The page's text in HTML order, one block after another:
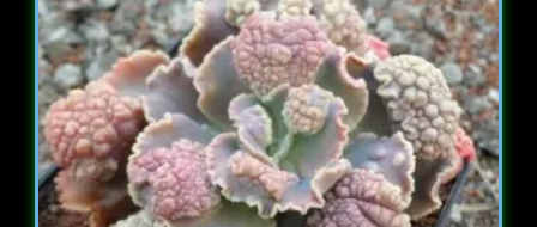
$ 40.000.$ 14.000.